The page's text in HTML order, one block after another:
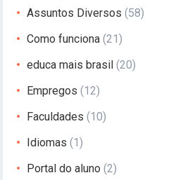
Assuntos Diversos (58)
Como funciona (21)
educa mais brasil (20)
Empregos (12)
Faculdades (10)
Idiomas (1)
Portal do aluno (2)